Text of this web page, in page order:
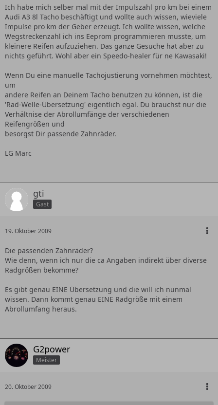
Ich habe mich selber mal mit der Impulszahl pro km bei einem
Audi A3 8l Tacho beschäftigt und wollte auch wissen, wieviele
Impulse pro km der Geber erzeugt. Ich wollte wissen, welche
Wegstreckenzahl ich ins Eeprom programmieren musste, um
kleinere Reifen aufzuziehen. Das ganze Gesuche hat aber zu
nichts geführt. Wohl aber ein Speedo-healer für ne Kawasaki!
Wenn Du eine manuelle Tachojustierung vornehmen möchtest,
um
andere Reifen an Deinem Tacho benutzen zu können, ist die
'Rad-Welle-Übersetzung' eigentlich egal. Du brauchst nur die
Verhältnise der Abrollumfänge der verschiedenen
Reifengrößen und
besorgst Dir passende Zahnräder.
LG Marc
gti
Gast
19. Oktober 2009
Die passenden Zahnräder?
Wie denn, wenn ich nur die ca Angaben indirekt über diverse
Radgrößen bekomme?
Es gibt genau EINE Übersetzung und die will ich nunmal
wissen. Dann kommt genau EINE Radgröße mit einem
Abrollumfang heraus.
G2power
Meister
20. Oktober 2009